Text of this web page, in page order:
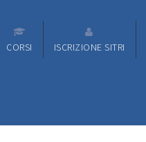
CORSI ISCRIZIONE SITRI